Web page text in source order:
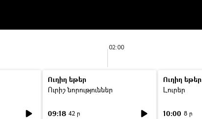
02:00
Ուղիղ եթեր
Ուրիշ նորություններ
09:18 42 ր
Ուղիղ եթեր
Լուրեր
10:00 8 ր